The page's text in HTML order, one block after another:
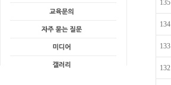
135
134
133
132